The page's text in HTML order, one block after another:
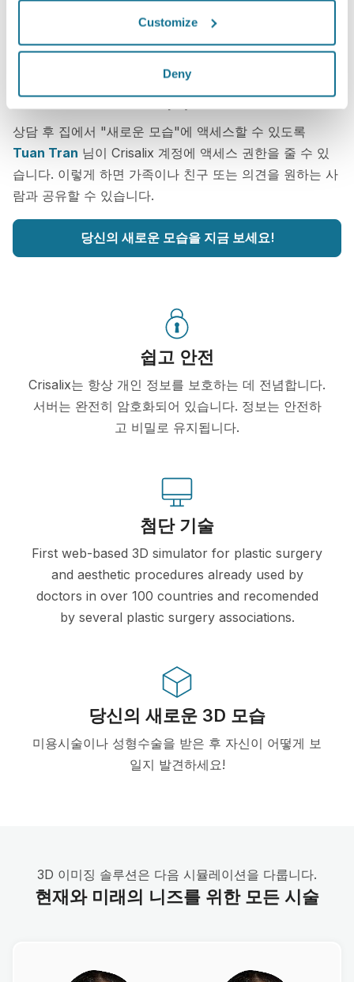
Customize
Deny
가장 잘 어울리는 것이 무엇인지 알고 싶습
니까?
상담 후 집에서 "새로운 모습"에 액세스할 수 있도록
Tuan Tran 님이 Crisalix 계정에 액세스 권한을 줄 수 있
습니다. 이렇게 하면 가족이나 친구 또는 의견을 원하는 사
람과 공유할 수 있습니다.
당신의 새로운 모습을 지금 보세요!
쉽고 안전
Crisalix는 항상 개인 정보를 보호하는 데 전념합니다.
서버는 완전히 암호화되어 있습니다. 정보는 안전하
고 비밀로 유지됩니다.
첨단 기술
First web-based 3D simulator for plastic surgery
and aesthetic procedures already used by
doctors in over 100 countries and recomended
by several plastic surgery associations.
당신의 새로운 3D 모습
미용시술이나 성형수술을 받은 후 자신이 어떻게 보
일지 발견하세요!
3D 이미징 솔루션은 다음 시뮬레이션을 다룹니다.
현재와 미래의 니즈를 위한 모든 시술